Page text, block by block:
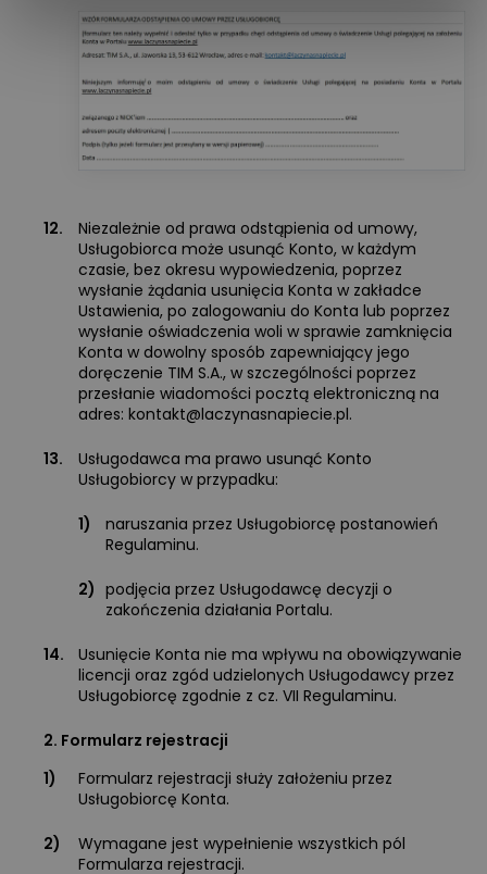
12.
Niezależnie od prawa odstąpienia od umowy,
Usługobiorca może usunąć Konto, w każdym
czasie, bez okresu wypowiedzenia, poprzez
wysłanie żądania usunięcia Konta w zakładce
Ustawienia, po zalogowaniu do Konta lub poprzez
wysłanie oświadczenia woli w sprawie zamknięcia
Konta w dowolny sposób zapewniający jego
doręczenie TIM S.A., w szczególności poprzez
przesłanie wiadomości pocztą elektroniczną na
adres: kontakt@laczynasnapiecie.pl.
13.
Usługodawca ma prawo usunąć Konto
Usługobiorcy w przypadku:
1)
naruszania przez Usługobiorcę postanowień
Regulaminu.
2) podjęcia przez Usługodawcę decyzji o
zakończenia działania Portalu.
14.
Usunięcie Konta nie ma wpływu na obowiązywanie
licencji oraz zgód udzielonych Usługodawcy przez
Usługobiorcę zgodnie z cz. VII Regulaminu.
2. Formularz rejestracji
1)
Formularz rejestracji służy założeniu przez
Usługobiorcę Konta.
2)
Wymagane jest wypełnienie wszystkich pól
Formularza rejestracji.